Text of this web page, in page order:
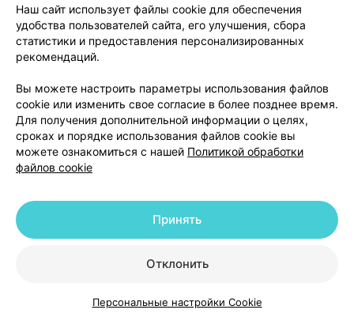
КаталогКорзинаИзбранноеПрофиль
11,99 — 21,64 р.
Где купить
Мирросепт, капли, 0.01% 5 мл×1
для местного применения, Фармлэнд,
Беларусь•без рецепта
Наш сайт использует файлы cookie для обеспечения
удобства пользователей сайта, его улучшения, сбора
статистики и предоставления персонализированных
рекомендаций.
Вы можете настроить параметры использования файлов
cookie или изменить свое согласие в более позднее время.
Для получения дополнительной информации о целях,
сроках и порядке использования файлов cookie вы
можете ознакомиться с нашей Политикой обработки
файлов cookie
Отклонить
Принять
Персональные настройки Cookie